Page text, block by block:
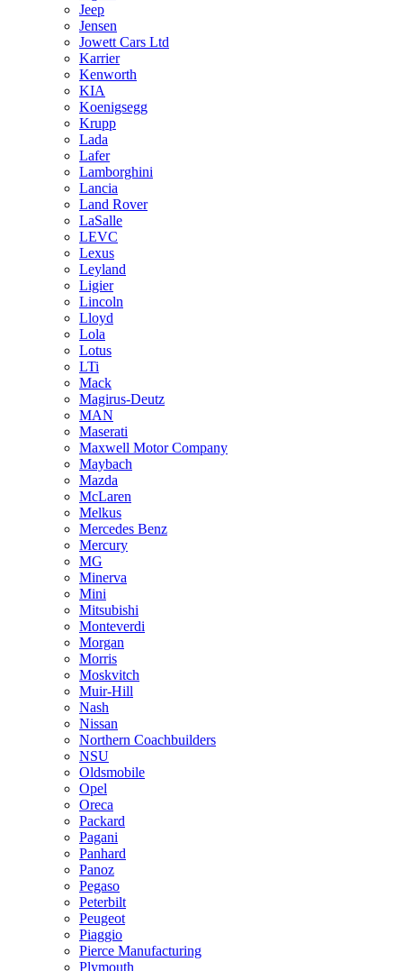
Jeep
Jensen
Jowett Cars Ltd
Karrier
Kenworth
KIA
Koenigsegg
Krupp
Lada
Lafer
Lamborghini
Lancia
Land Rover
LaSalle
LEVC
Lexus
Leyland
Ligier
Lincoln
Lloyd
Lola
Lotus
LTi
Mack
Magirus-Deutz
MAN
Maserati
Maxwell Motor Company
Maybach
Mazda
McLaren
Melkus
Mercedes Benz
Mercury
MG
Minerva
Mini
Mitsubishi
Monteverdi
Morgan
Morris
Moskvitch
Muir-Hill
Nash
Nissan
Northern Coachbuilders
NSU
Oldsmobile
Opel
Oreca
Packard
Pagani
Panhard
Panoz
Pegaso
Peterbilt
Peugeot
Piaggio
Pierce Manufacturing
Plymouth